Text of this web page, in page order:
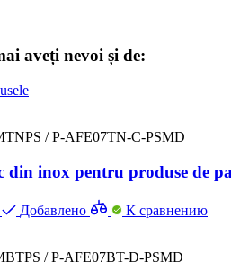
aveți nevoi și de:
/ P-AFE07TN-C-PSMD
inox pentru produse de
Добавлено К сравнению
/ P-AFE07BT-D-PSMD